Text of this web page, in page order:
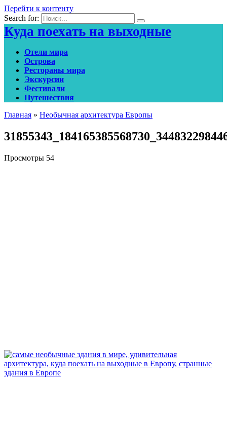
Перейти к контенту
Search for:
Куда поехать на выходные
Отели мира
Острова
Рестораны мира
Экскурсии
Фестивали
Путешествия
Главная » Необычная архитектура Европы
Просмотры 54